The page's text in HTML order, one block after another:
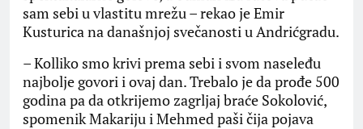
sam sebi u vlastitu mrežu – rekao je Emir
Kusturica na današnjoj svečanosti u Andrićgradu.
– Kolliko smo krivi prema sebi i svom naseleđu
najbolje govori i ovaj dan. Trebalo je da prođe 500
godina pa da otkrijemo zagrljaj braće Sokolović,
spomenik Makariju i Mehmed paši čija pojava